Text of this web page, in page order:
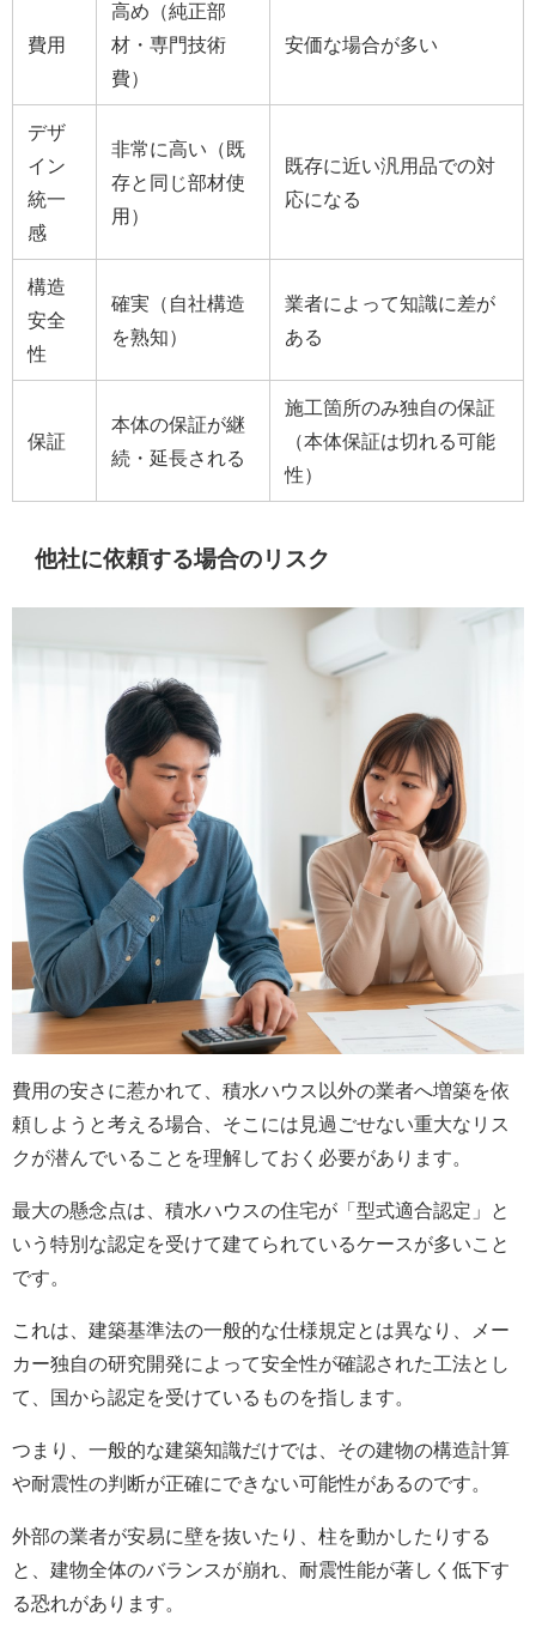
費用
高め（純正部
材・専門技術
費）
安価な場合が多い
デザ
イン
統一
感
非常に高い（既
存と同じ部材使
用）
既存に近い汎用品での対
応になる
構造
安全
性
確実（自社構造
を熟知）
業者によって知識に差が
ある
保証
本体の保証が継
続・延長される
施工箇所のみ独自の保証
（本体保証は切れる可能
性）
他社に依頼する場合のリスク
費用の安さに惹かれて、積水ハウス以外の業者へ増築を依
頼しようと考える場合、そこには見過ごせない重大なリス
クが潜んでいることを理解しておく必要があります。
最大の懸念点は、積水ハウスの住宅が「型式適合認定」と
いう特別な認定を受けて建てられているケースが多いこと
です。
これは、建築基準法の一般的な仕様規定とは異なり、メー
カー独自の研究開発によって安全性が確認された工法とし
て、国から認定を受けているものを指します。
つまり、一般的な建築知識だけでは、その建物の構造計算
や耐震性の判断が正確にできない可能性があるのです。
外部の業者が安易に壁を抜いたり、柱を動かしたりする
と、建物全体のバランスが崩れ、耐震性能が著しく低下す
る恐れがあります。